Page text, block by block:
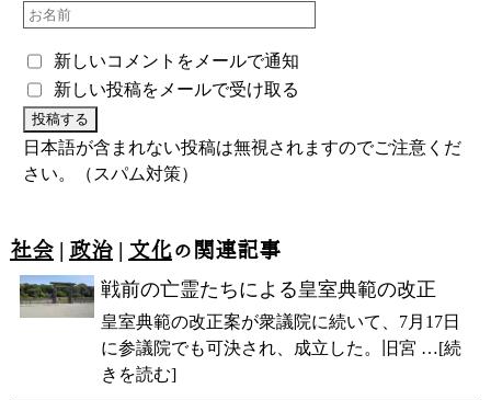
新しいコメントをメールで通知
新しい投稿をメールで受け取る
日本語が含まれない投稿は無視されますのでご注意くだ
さい。（スパム対策）
社会| 政治| 文化の関連記事
戦前の亡霊たちによる皇室典範の改正
皇室典範の改正案が衆議院に続いて、7月17日
に参議院でも可決され、成立した。旧宮 …[続
きを読む]